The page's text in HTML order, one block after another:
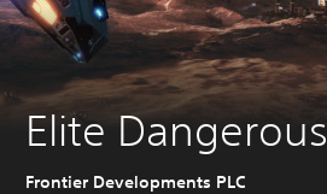
Elite Dangerous
Frontier Developments PLC